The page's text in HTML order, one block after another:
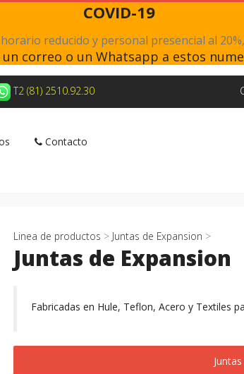
COVID-19
reducido y personal presencial al
correo o un Whatsapp a estos
T2 (81) 2510.92.30
Contacto
Linea de productos > Juntas de Expansion >
Juntas de Expansion
Fabricadas en Hule, Teflon, Acero y Textiles